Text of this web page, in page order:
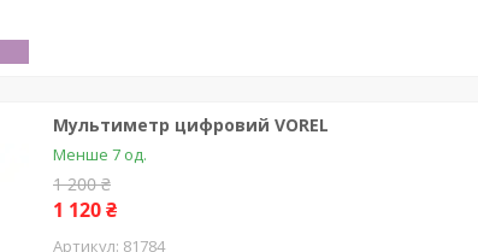
Мультиметр цифровий VOREL
Менше 7 од.
1 200 ₴
1 120 ₴
81784